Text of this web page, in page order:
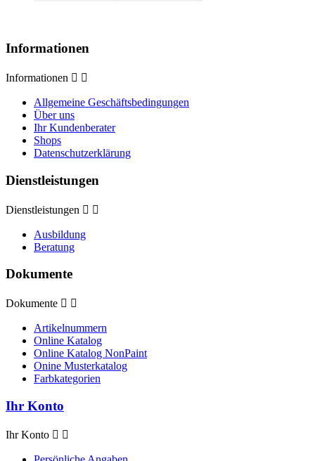
Informationen
Informationen  
Allgemeine Geschäftsbedingungen
Über uns
Ihr Kundenberater
Shops
Datenschutzerklärung
Dienstleistungen
Dienstleistungen  
Ausbildung
Beratung
Dokumente
Dokumente  
Artikelnummern
Online Katalog
Online Katalog NonPaint
Onine Musterkatalog
Farbkategorien
Ihr Konto
Ihr Konto  